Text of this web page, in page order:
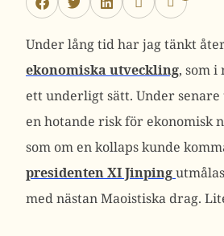
Under lång tid har jag tänkt
ekonomiska utveckling, som i
ett underligt sätt. Under
en hotande risk för ekonomisk
som om en kollaps kunde
presidenten XI Jinping
med nästan Maoistiska drag.